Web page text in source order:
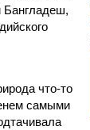
Бангладеш,
что-то
самыми